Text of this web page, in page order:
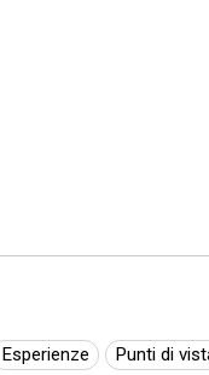
Esperienze
Punti di